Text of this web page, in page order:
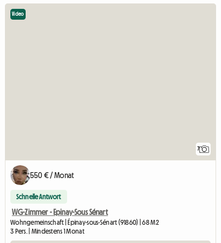
7
Video
550 € / Monat
Schnelle Antwort
WG-Zimmer - Epinay-Sous Sénart
Wohngemeinschaft | Épinay-sous-Sénart (91860) | 68 M2
3 Pers. | Mindestens 1 Monat